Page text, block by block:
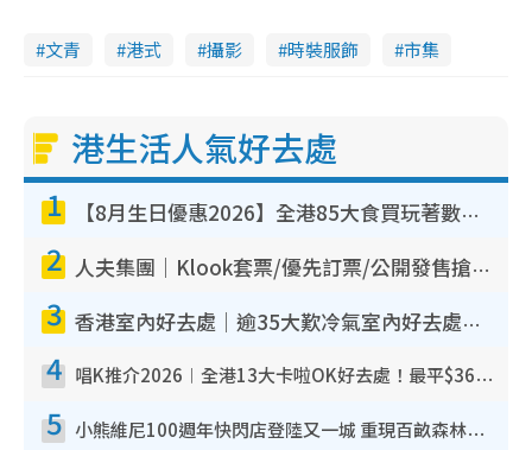
文青 港式 攝影 時裝服飾 市集
港生活人氣好去處
1 【8月生日優惠2026】全港85大食買玩著數攻略 自助餐/火鍋放題同行免費＋誠品/DONKI送現金券
2 人夫集團｜Klook套票/優先訂票/公開發售搶飛攻略！附票價.購票連結.場地座位表
3 香港室內好去處｜逾35大歎冷氣室內好去處推介 室內活動免費避雨無懼落雨
4 唱K推介2026︱全港13大卡啦OK好去處！最平$36起 日文K都有！(附地址+收費詳情)
5 小熊維尼100週年快閃店登陸又一城 重現百畝森林經典場景／獨家限定盲盒登場／專屬DIY香水